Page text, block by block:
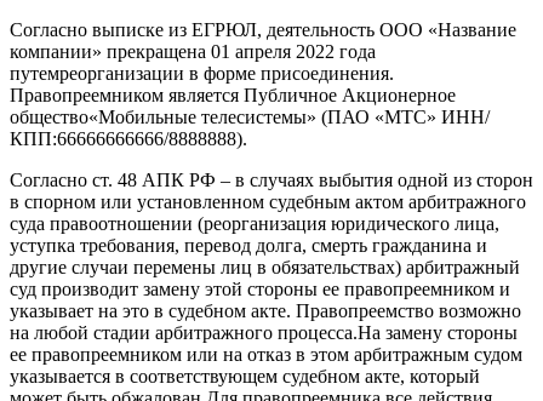
Согласно выписке из ЕГРЮЛ, деятельность ООО «Название
компании» прекращена 01 апреля 2022 года
путемреорганизации в форме присоединения.
Правопреемником является Публичное Акционерное
общество«Мобильные телесистемы» (ПАО «МТС» ИНН/
КПП:66666666666/8888888).
Согласно ст. 48 АПК РФ – в случаях выбытия одной из сторон
в спорном или установленном судебным актом арбитражного
суда правоотношении (реорганизация юридического лица,
уступка требования, перевод долга, смерть гражданина и
другие случаи перемены лиц в обязательствах) арбитражный
суд производит замену этой стороны ее правопреемником и
указывает на это в судебном акте. Правопреемство возможно
на любой стадии арбитражного процесса.На замену стороны
ее правопреемником или на отказ в этом арбитражным судом
указывается в соответствующем судебном акте, который